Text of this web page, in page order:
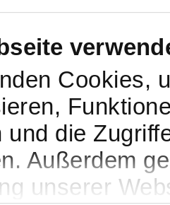
Cookies,
und die
Außerdem
unserer